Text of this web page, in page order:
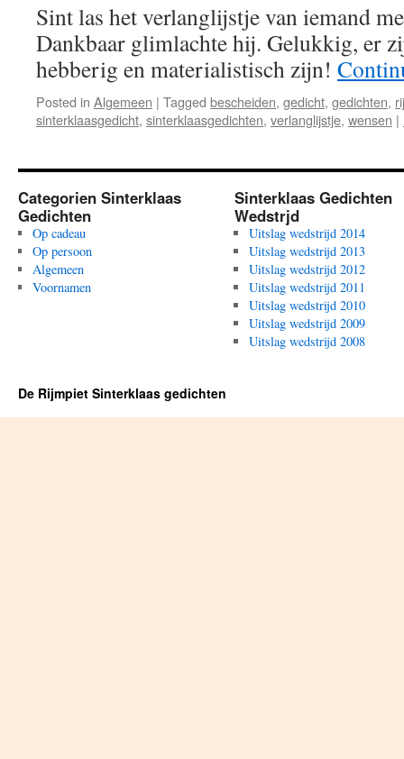
Sint las het verlanglijstje van iemand
Dankbaar glimlachte hij. Gelukkig, er
hebberig en materialistisch zijn!
Posted in Algemeen | Tagged bescheiden, gedicht, gedichten,
sinterklaasgedicht, sinterklaasgedichten, verlanglijstje, wensen |
Categorien Sinterklaas
Gedichten
Op cadeau
Op persoon
Algemeen
Voornamen
Sinterklaas Gedichten
Wedstrjd
Uitslag wedstrijd 2014
Uitslag wedstrijd 2013
Uitslag wedstrijd 2012
Uitslag wedstrijd 2011
Uitslag wedstrijd 2010
Uitslag wedstrijd 2009
Uitslag wedstrijd 2008
De Rijmpiet Sinterklaas gedichten